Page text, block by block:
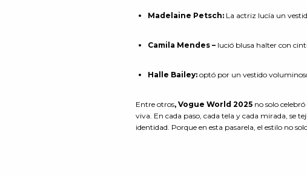
Madelaine Petsch: La actriz lucía un
Camila Mendes – lució blusa halter con
Halle Bailey:optó por un vestido
Entre otros, Vogue World 2025 no solo
viva. En cada paso, cada tela y cada mirada, se
identidad. Porque en esta pasarela, el estilo no